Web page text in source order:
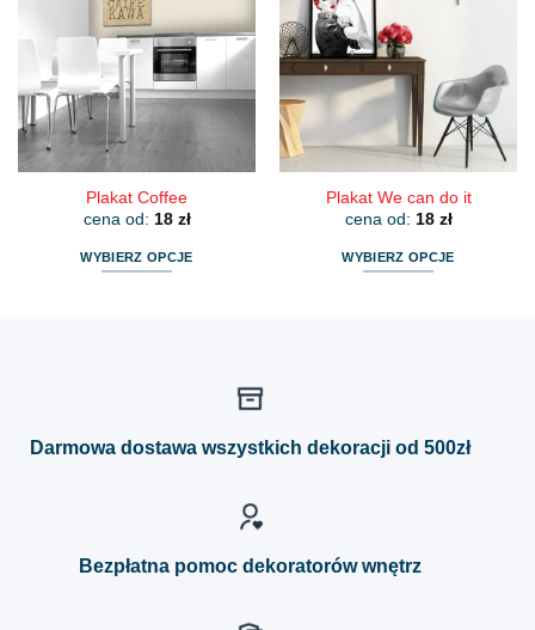
Opcje
można
wybrać
na
stronie
produktu
Opcje
można
wybrać
na
stronie
produktu
Plakat Coffee
cena od: 18 zł
WYBIERZ OPCJE
Plakat We can do it
cena od: 18 zł
WYBIERZ OPCJE
Darmowa dostawa wszystkich dekoracji od 500zł
Bezpłatna pomoc dekoratorów wnętrz